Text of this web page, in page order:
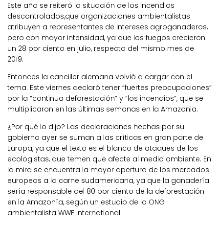
Este año se reiteró la situación de los incendios
descontrolados,que organizaciones ambientalistas
atribuyen a representantes de intereses agroganaderos,
pero con mayor intensidad, ya que los fuegos crecieron
un 28 por ciento en julio, respecto del mismo mes de
2019.
Entonces la canciller alemana volvió a cargar con el
tema. Este viernes declaró tener “fuertes preocupaciones”
por la “continua deforestación” y “los incendios”, que se
multiplicaron en las últimas semanas en la Amazonia.
¿Por qué lo dijo? Las declaraciones hechas por su
gobierno ayer se suman a las críticas en gran parte de
Europa, ya que el texto es el blanco de ataques de los
ecologistas, que temen que afecte al medio ambiente. En
la mira se encuentra la mayor apertura de los mercados
europeos a la carne sudamericana, ya que la ganadería
sería responsable del 80 por ciento de la deforestación
en la Amazonía, según un estudio de la ONG
ambientalista WWF International